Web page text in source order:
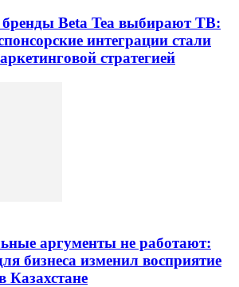
Beta Tea выбирают ТВ:
интеграции стали
стратегией
аргументы не работают:
бизнеса изменил восприятие
Казахстане